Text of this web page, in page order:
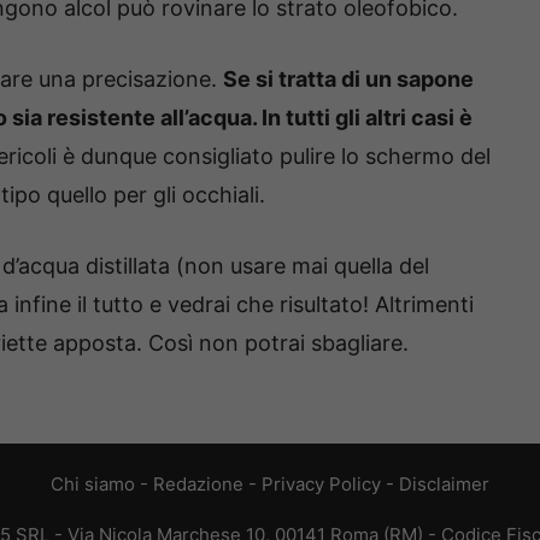
alcol può rovinare lo strato oleofobico.
una precisazione. Se si tratta di un sapone
resistente all’acqua. In tutti gli altri casi è
è dunque consigliato pulire lo schermo del
quello per gli occhiali.
distillata (non usare mai quella del
infine il tutto e vedrai che risultato! Altrimenti
apposta. Così non potrai sbagliare.
Chi siamo - Redazione - Privacy Policy - Disclaimer
- Via Nicola Marchese 10, 00141 Roma (RM) - Codice